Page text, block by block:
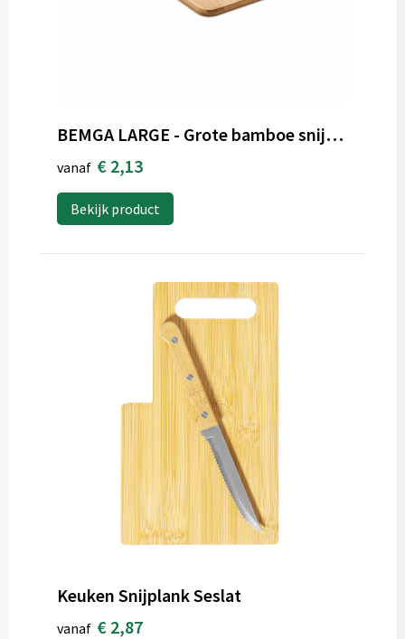
BEMGA LARGE - Grote bamboe snijplank
vanaf € 2,13
Bekijk product
Keuken Snijplank Seslat
vanaf € 2,87